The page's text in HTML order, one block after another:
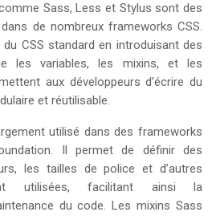
Sass, Less et Stylus sont des
de nombreux frameworks CSS.
CSS standard en introduisant des
les variables, les mixins, et les
aux développeurs d’écrire du
et réutilisable.
utilisé dans des frameworks
Il permet de définir des
les tailles de police et d’autres
utilisées, facilitant ainsi la
du code. Les mixins Sass